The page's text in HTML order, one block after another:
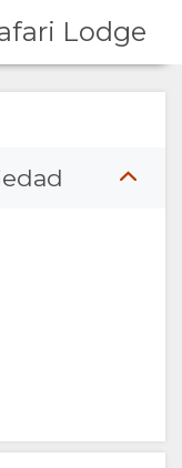
Lodge